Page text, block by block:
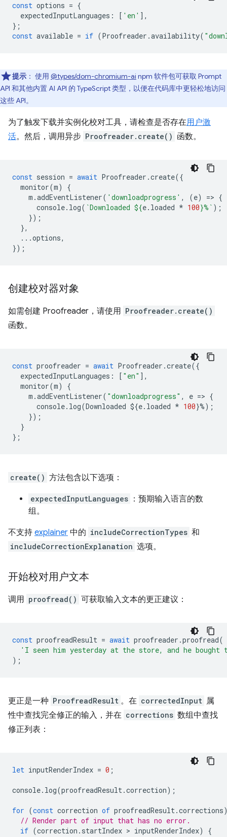
const options = {
expectedInputLanguages : [ 'en' ],
};
const available = if (Proofreader .availability(
提示 ： 使用 @types/dom-chromium-ai npm 软件包可获取 Prompt
API 和其他内置 AI API 的 TypeScript 类型，以便在代码库中更轻松地访问
这些 API。
为了触发下载并实例化校对工具，请检查是否存在用户激
活。然后，调用异步 Proofreader.create() 函数。
const session = await Proofreader .create({
monitor(m)
{
m .addEventListener( 'downloadprogress' , (e) => {
console. log( `Downloaded ${e. loaded * 100}%` );
});
},
...options,
});
创建校对器对象
如需创建 Proofreader，请使用 Proofreader.create()
函数。
const proofreader = await Proofreader .create({
expectedInputLanguages : [ "en" ],
monitor(m)
{
m .addEventListener( "downloadprogress" , e => {
console. log(Downloaded ${e. loaded * 100}%);
});
}
};
create() 方法包含以下选项：
expectedInputLanguages ：预期输入语言的数
组。
不支持 explainer 中的 includeCorrectionTypes 和
includeCorrectionExplanation 选项。
开始校对用户文本
调用 proofread() 可获取输入文本的更正建议：
const proofreadResult = await proofreader .proofread(
'I seen him yesterday at the store, and he
);
更正是一种 ProofreadResult 。在 correctedInput 属
性中查找完全修正的输入，并在 corrections 数组中查找
修正列表：
let inputRenderIndex = 0 ;
console. log(proofreadResult.correction);
for (const correction of proofreadResult.corrections
// Render part of input that has no error.
if (correction . startIndex > inputRenderIndex)
{